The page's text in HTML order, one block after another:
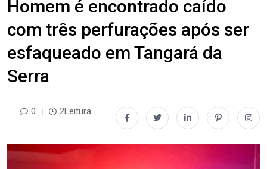
Homem é encontrado caído
com três perfurações após ser
esfaqueado em Tangará da
Serra
0 2Leitura